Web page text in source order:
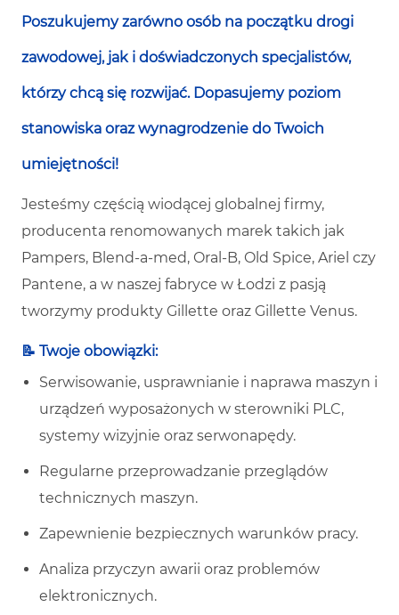
Poszukujemy zarówno osób na początku drogi
zawodowej, jak i doświadczonych specjalistów,
którzy chcą się rozwijać. Dopasujemy poziom
stanowiska oraz wynagrodzenie do Twoich
umiejętności!
Jesteśmy częścią wiodącej globalnej firmy,
producenta renomowanych marek takich jak
Pampers, Blend-a-med, Oral-B, Old Spice, Ariel czy
Pantene, a w naszej fabryce w Łodzi z pasją
tworzymy produkty Gillette oraz Gillette Venus.
📝 Twoje obowiązki:
Serwisowanie, usprawnianie i naprawa maszyn i
urządzeń wyposażonych w sterowniki PLC,
systemy wizyjnie oraz serwonapędy.
Regularne przeprowadzanie przeglądów
technicznych maszyn.
Zapewnienie bezpiecznych warunków pracy.
Analiza przyczyn awarii oraz problemów
elektronicznych.